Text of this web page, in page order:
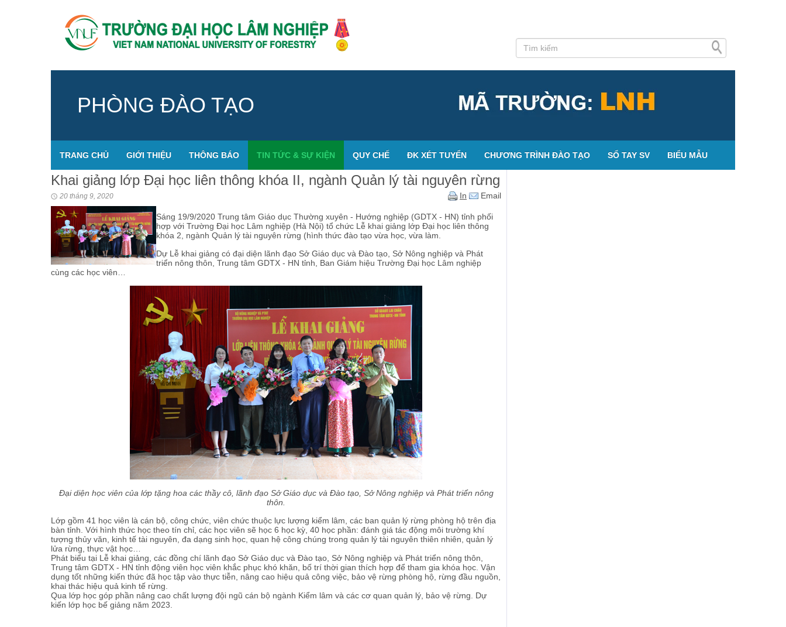
PHÒNG ĐÀO TẠO
TRANG CHỦ GIỚI THIỆU THÔNG BÁO TIN TỨC & SỰ KIỆN QUY CHẾ ĐK XÉT TUYỂN CHƯƠNG TRÌNH ĐÀO TẠO SỔ TAY SV BIỂU MẪU
Khai giảng lớp Đại học liên thông khóa II, ngành Quản lý tài nguyên rừng
20 tháng 9, 2020 In Email
Sáng 19/9/2020 Trung tâm Giáo dục Thường xuyên - Hướng nghiệp (GDTX - HN) tỉnh phối
hợp với Trường Đại học Lâm nghiệp (Hà Nội) tổ chức Lễ khai giảng lớp Đại học liên thông
khóa 2, ngành Quản lý tài nguyên rừng (hình thức đào tạo vừa học, vừa làm.
Dự Lễ khai giảng có đại diện lãnh đạo Sở Giáo dục và Đào tạo, Sở Nông nghiệp và Phát
triển nông thôn, Trung tâm GDTX - HN tỉnh, Ban Giám hiệu Trường Đại học Lâm nghiệp
cùng các học viên…
Đại diện học viên của lớp tặng hoa các thầy cô, lãnh đạo Sở Giáo dục và Đào tạo, Sở Nông nghiệp và Phát triển nông
thôn.
Lớp gồm 41 học viên là cán bộ, công chức, viên chức thuộc lực lượng kiểm lâm, các ban quản lý rừng phòng hộ trên địa
bàn tỉnh. Với hình thức học theo tín chỉ, các học viên sẽ học 6 học kỳ, 40 học phần: đánh giá tác động môi trường khí
tượng thủy văn, kinh tế tài nguyên, đa dạng sinh học, quan hệ công chúng trong quản lý tài nguyên thiên nhiên, quản lý
lửa rừng, thực vật học…
Phát biểu tại Lễ khai giảng, các đồng chí lãnh đạo Sở Giáo dục và Đào tạo, Sở Nông nghiệp và Phát triển nông thôn,
Trung tâm GDTX - HN tỉnh động viên học viên khắc phục khó khăn, bố trí thời gian thích hợp để tham gia khóa học. Vận
dụng tốt những kiến thức đã học tập vào thực tiễn, nâng cao hiệu quả công việc, bảo vệ rừng phòng hộ, rừng đầu nguồn,
khai thác hiệu quả kinh tế rừng.
Qua lớp học góp phần nâng cao chất lượng đội ngũ cán bộ ngành Kiểm lâm và các cơ quan quản lý, bảo vệ rừng. Dự
kiến lớp học bế giảng năm 2023.